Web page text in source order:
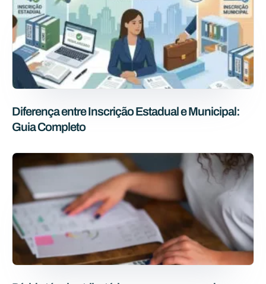
Diferença entre Inscrição Estadual e Municipal:
Guia Completo